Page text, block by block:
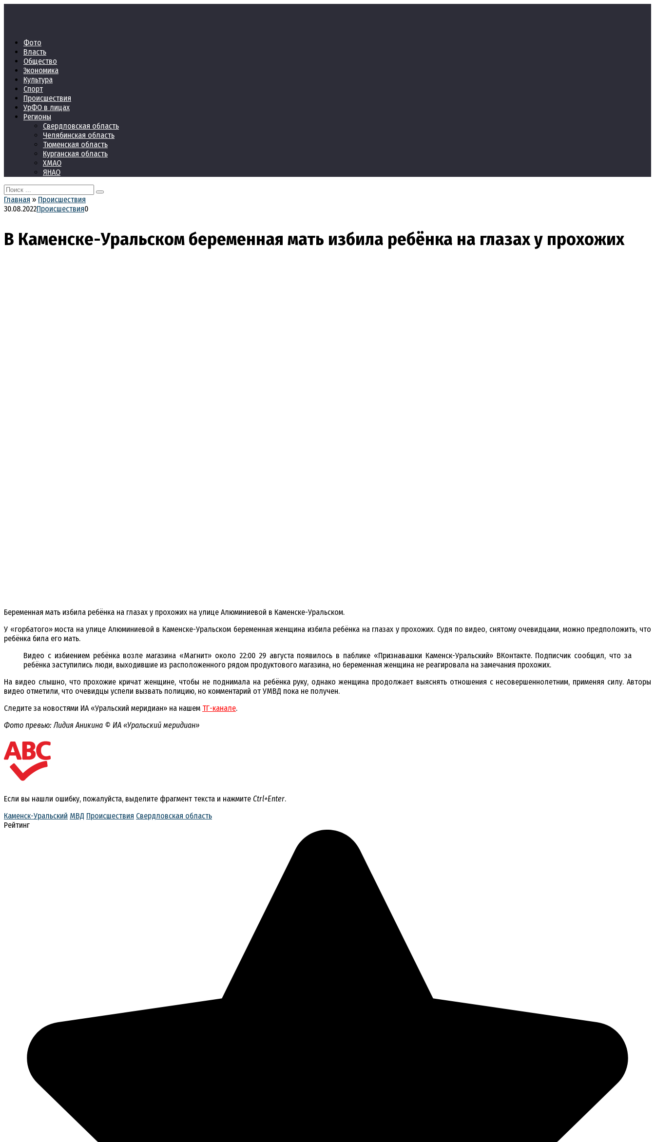
Фото
Власть
Общество
Экономика
Культура
Спорт
Происшествия
УрФО в лицах
Регионы
Свердловская область
Челябинская область
Тюменская область
Курганская область
ХМАО
ЯНАО
Search
for:
Главная » Происшествия
30.08.2022Происшествия0
В Каменске-Уральском беременная мать избила ребёнка на глазах у прохожих
Беременная мать избила ребёнка на глазах у прохожих на улице Алюминиевой в Каменске-Уральском.
У «горбатого» моста на улице Алюминиевой в Каменске-Уральском беременная женщина избила ребёнка на глазах у прохожих. Судя по видео, снятому очевидцами, можно предположить, что
ребёнка била его мать.
Видео с избиением ребёнка возле магазина «Магнит» около 22:00 29 августа появилось в паблике «Признавашки Каменск-Уральский» ВКонтакте. Подписчик сообщил, что за
ребёнка заступились люди, выходившие из расположенного рядом продуктового магазина, но беременная женщина не реагировала на замечания прохожих.
На видео слышно, что прохожие кричат женщине, чтобы не поднимала на ребёнка руку, однако женщина продолжает выяснять отношения с несовершеннолетним, применяя силу. Авторы
видео отметили, что очевидцы успели вызвать полицию, но комментарий от УМВД пока не получен.
Следите за новостями ИА «Уральский меридиан» на нашем ТГ-канале.
Фото превью: Лидия Аникина © ИА «Уральский меридиан»
Если вы нашли ошибку, пожалуйста, выделите фрагмент текста и нажмите Ctrl+Enter.
Каменск-Уральский МВД Происшествия Свердловская область
Рейтинг